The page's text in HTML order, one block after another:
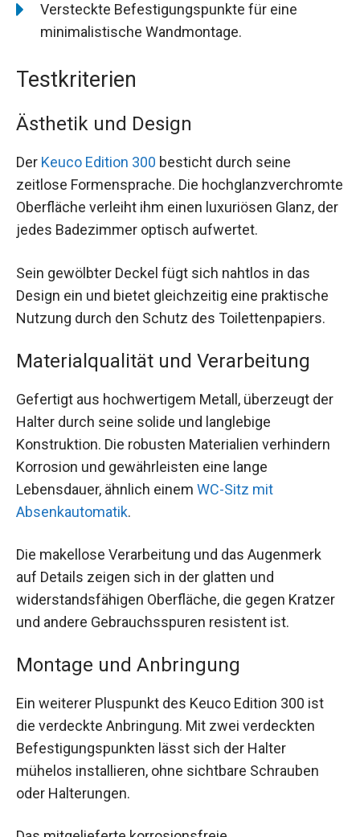
Versteckte Befestigungspunkte für eine
minimalistische Wandmontage.
Testkriterien
Ästhetik und Design
Der Keuco Edition 300 besticht durch seine
zeitlose Formensprache. Die hochglanzverchromte
Oberfläche verleiht ihm einen luxuriösen Glanz, der
jedes Badezimmer optisch aufwertet.
Sein gewölbter Deckel fügt sich nahtlos in das
Design ein und bietet gleichzeitig eine praktische
Nutzung durch den Schutz des Toilettenpapiers.
Materialqualität und Verarbeitung
Gefertigt aus hochwertigem Metall, überzeugt der
Halter durch seine solide und langlebige
Konstruktion. Die robusten Materialien verhindern
Korrosion und gewährleisten eine lange
Lebensdauer, ähnlich einem WC-Sitz mit
Absenkautomatik.
Die makellose Verarbeitung und das Augenmerk
auf Details zeigen sich in der glatten und
widerstandsfähigen Oberfläche, die gegen Kratzer
und andere Gebrauchsspuren resistent ist.
Montage und Anbringung
Ein weiterer Pluspunkt des Keuco Edition 300 ist
die verdeckte Anbringung. Mit zwei verdeckten
Befestigungspunkten lässt sich der Halter
mühelos installieren, ohne sichtbare Schrauben
oder Halterungen.